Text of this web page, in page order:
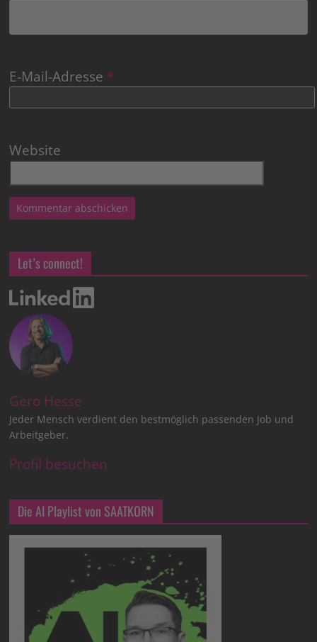
E-Mail-Adresse *
Website
Let’s connect!
Gero Hesse
Jeder Mensch verdient den bestmöglich passenden Job und
Arbeitgeber.
Profil besuchen
Die AI Playlist von SAATKORN